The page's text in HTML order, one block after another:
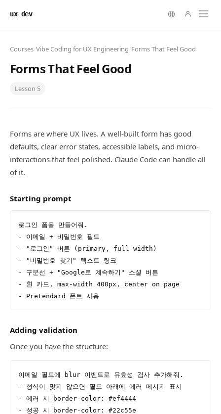
ux dev
Courses Vibe Coding for UX Engineering Forms That Feel Good
Forms That Feel Good
Lesson 5
Forms are where UX lives. A well-built form has good
defaults, clear error states, accessible labels, and micro-
interactions that feel polished. Claude Code can handle all
of it.
Starting prompt
로그인 폼을 만들어줘.
- 이메일 + 비밀번호 필드
- "로그인" 버튼 (primary, full-width)
- "비밀번호 찾기" 텍스트 링크
- 구분선 + "Google로 계속하기" 소셜 버튼
- 흰 카드, max-width 400px, center on page
- Pretendard 폰트 사용
Adding validation
Once you have the structure:
이메일 필드에 blur 이벤트로 유효성 검사 추가해줘.
- 형식이 맞지 않으면 필드 아래에 에러 메시지 표시
- 에러 시 border-color: #ef4444
- 성공 시 border-color: #22c55e